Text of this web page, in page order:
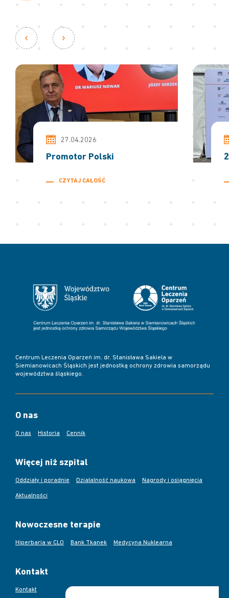
27.04.2026
Promotor Polski
CZYTAJ CAŁOŚĆ
Centrum Leczenia Oparzeń im. dr. Stanisława Sakiela w
Siemianowicach Śląskich jest jednostką ochrony zdrowia samorządu
województwa śląskiego.
O nas
O nas Historia Cennik
Więcej niż szpital
Oddziały i poradnie Działalność naukowa Nagrody i osiągnięcia
Aktualności
Nowoczesne terapie
Hiperbaria w CLO Bank Tkanek Medycyna Nuklearna
Kontakt
Kontakt